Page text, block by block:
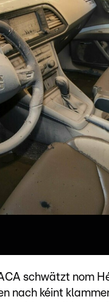
schwätzt nom
nach kéint